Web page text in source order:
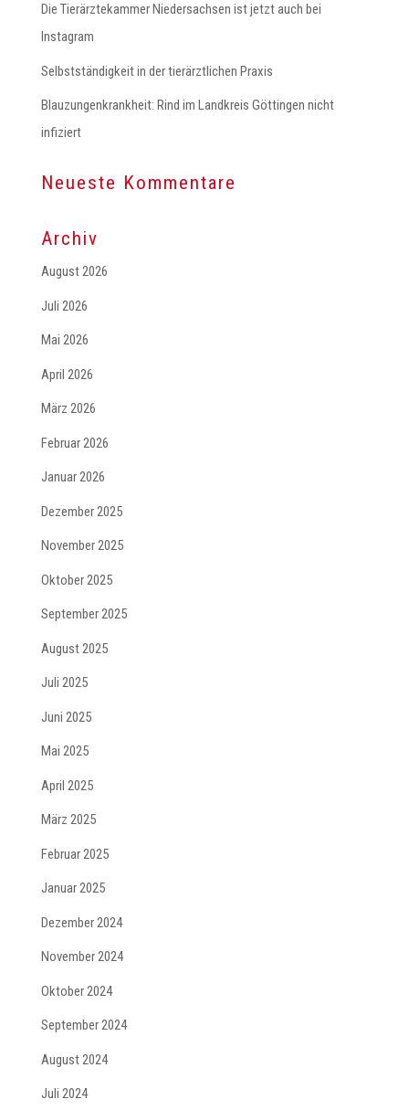
Die Tierärztekammer Niedersachsen ist jetzt auch bei
Instagram
Selbstständigkeit in der tierärztlichen Praxis
Blauzungenkrankheit: Rind im Landkreis Göttingen nicht
infiziert
Neueste Kommentare
Archiv
August 2026
Juli 2026
Mai 2026
April 2026
März 2026
Februar 2026
Januar 2026
Dezember 2025
November 2025
Oktober 2025
September 2025
August 2025
Juli 2025
Juni 2025
Mai 2025
April 2025
März 2025
Februar 2025
Januar 2025
Dezember 2024
November 2024
Oktober 2024
September 2024
August 2024
Juli 2024